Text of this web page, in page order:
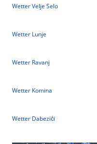
Wetter Velje Selo
Wetter Lunje
Wetter Ravanj
Wetter Komina
Wetter Dabezići